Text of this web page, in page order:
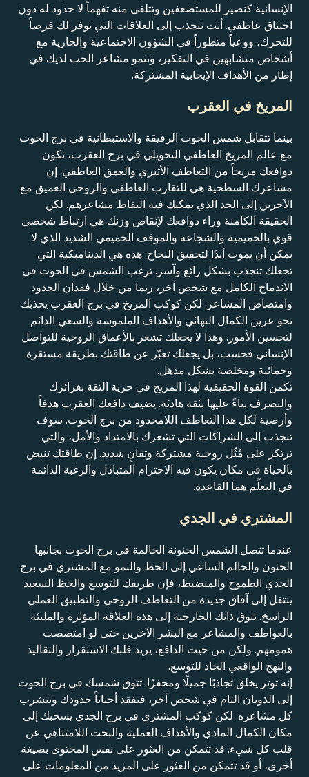
الإنسانية كنصير للمستضعفين وتتلقى منه تفهماً لا حدود له دون
اختناق عاطفي. أنت تنجذب إلى العلاقات التي توفر لك فرصاً
للتحرك، ووعياً متطوراً في الشؤون الاجتماعية والجارية مع
أشخاص متشابهين في التفكير، وتنمو مشاعر الحب لديك في
إطار من الأهداف الإيجابية المشتركة.
المريخ في العقرب
بينما تتقابل شمس الحوت الرقيقة والاستبطانية في برج الحوت
مع عالم المريخ العاطفي التحويلي في برج العقرب، تكون
دوافعك مزيجاً من التعاطف الأثيري والعمق العاطفي. إن
مشاعرك السطحية هي للتقارب العاطفي والروحي العميق مع
الآخرين إلى الحد الذي يمكنك فيه التقاط مشاعرهم. لكن
الحقيقة الكامنة وراء دوافعك لإنقاص وزنك هي ارتباط شخصي
قوي بالحميمية والشجاعة والموقف الحميمي الشديد الذي لا
يمكن أن يموت أبدًا لتحقيق النجاح. هذه هي الديناميكية التي
تجعلك تنجذب بشكل رائع وآسر. ترغب الشمس في الحوت في
الاندماج الكامل مع شخص آخر، ربما من خلال فقدان الحدود
وامتصاص المشاعر. لكن كوكب المريخ في برج العقرب يجذبك
نحو عرين الكمال النهائي والأهداف الملموسة والسعي الدائم
لتحسين الأمور. وهذا لا يجعلك تشعر بالأعماق الروحية للتواصل
الإنساني فحسب، بل يجعلك تعبّر عن طاقتك بطريقة مستقرة
وحمائية ومخلصة بشكل مذهل.
تكمن القوة الحقيقية لهذا المزيج في حرية الثقة بغرائزك
والتصرف بناءً عليها بثقة هادئة. يضيف دافعك العقرب هدفاً
وأرضية لكل هذا التعاطف اللامحدود من برج الحوت. سوف
تنجذب إلى الشراكات التي تشعرك بالامتداد والأمل، والتي
ترتكز على مُثُل روحية مشتركة وتفانٍ شديد. إن طاقتك تنبض
بالحياة في مكان يكون فيه الاحترام المتبادل والرغبة الدائمة
في التعلّم هما القاعدة.
المشتري في الجدي
عندما تتصل الشمس الحنونة الحالمة في برج الحوت بجانبها
الحنون والحالم الساعي إلى الحظ والنمو مع المشتري في برج
الجدي الطموح والمنضبط، فإن طريقك للتوسع والحظ السعيد
ينتقل إلى آفاق جديدة من التعاطف الروحي والتطبيق العملي
الراسخ. تتوق ذاتك الخارجية إلى هذه العلاقة المؤثرة والمليئة
بالعواطف والمشاعر مع البشر الآخرين حتى لو امتصصت
همومهم. ولكن من حيث الدافع، يريد قلبك الاستقرار والتقاليد
والنهج الواقعي الجاد للتوسع.
إنه توتر يخلق تجاذبًا جميلًا ومحفزًا. تتوق شمسك في برج الحوت
إلى الذوبان التام في شخص آخر، فتفقد أحياناً حدودك وتتشرب
كل مشاعره. لكن كوكب المشتري في برج الجدي يسحبك إلى
مكان الكمال المادي والأهداف العملية والبحث اللامتناهي عن
قلب كل شيء. قد تتمكن من العثور على نفس المحتوى بصيغة
أخرى، أو قد تتمكن من العثور على المزيد من المعلومات على